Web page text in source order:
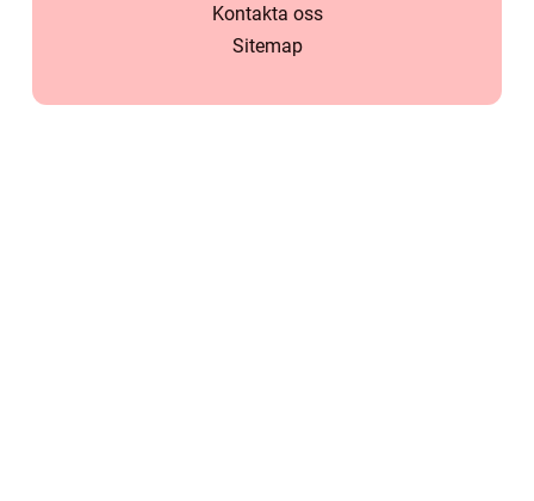
Kontakta oss
Sitemap